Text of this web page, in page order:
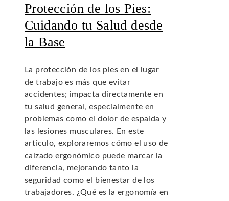
Protección de los Pies:
Cuidando tu Salud desde
la Base
La protección de los pies en el lugar
de trabajo es más que evitar
accidentes; impacta directamente en
tu salud general, especialmente en
problemas como el dolor de espalda y
las lesiones musculares. En este
artículo, exploraremos cómo el uso de
calzado ergonómico puede marcar la
diferencia, mejorando tanto la
seguridad como el bienestar de los
trabajadores. ¿Qué es la ergonomía en